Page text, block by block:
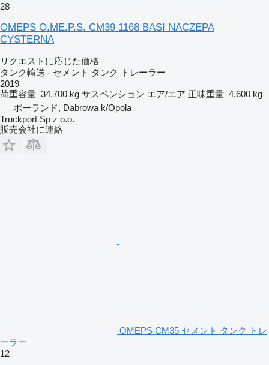
28
OMEPS O.ME.P.S. CM39 1168 BASI NACZEPA
CYSTERNA
リクエストに応じた価格
タンク輸送 - セメント タンク トレーラー
2019
荷重容量 34,700 kg サスペンション エア/エア 正味重量 4,600 kg
ポーランド, Dabrowa k/Opola
Truckport Sp z o.o.
販売会社に連絡
OMEPS CM35 セメント タンク トレ
ーラー
12